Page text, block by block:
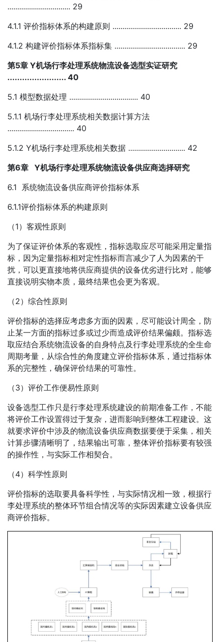
................................ 29
4.1.1 评价指标体系的构建原则 ................................... 29
4.1.2 构建评价指标体系指标集 .................................... 29
第5章 Y机场行李处理系统物流设备选型实证研究
........................ 40
5.1 模型数据处理 ................................... 40
5.1.1 机场行李处理系统相关数据计算方法
.................................. 40
5.1.2 Y机场行李处理系统相关数据 ............................. 42
第6章 Y机场行李处理系统物流设备供应商选择研究
6.1 系统物流设备供应商评价指标体系
6.1.1评价指标体系的构建原则
（1）客观性原则
为了保证评价体系的客观性，指标选取应尽可能采用定量指
标，因为定量指标相对定性指标而言减少了人为因素的干
扰，可以更直接地将供应商提供的设备优劣进行比对，能够
直接说明实物本质，最终结果也会更为客观。
（2）综合性原则
评价指标的选择应考虑多方面的因素，尽可能设计周全，防
止某一方面的指标过多或过少而造成评价结果偏颇。指标选
取应结合系统物流设备的自身特点及行李处理系统的全生命
周期考量，从综合性的角度建立评价指标体系，通过指标体
系的完整性，确保评价结果的可靠性。
（3）评价工作便易性原则
设备选型工作只是行李处理系统建设的前期准备工作，不能
将评价工作设置得过于复杂，进而影响到整体工程建设。这
就要求评价中涉及的物流设备供应商数据要便于采集，相关
计算步骤清晰明了，结果输出可靠，整体评价指标要有较强
的操作性，与实际工作相契合。
（4）科学性原则
评价指标的选取要具备科学性，与实际情况相一致，根据行
李处理系统的整体环节组合情况等的实际因素建立设备供应
商评价指标。